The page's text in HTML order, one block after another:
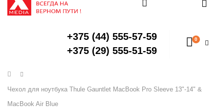
+375 (44) 555-57-59
+375 (29) 555-51-59
0
Главная
Чехол для ноутбука Thule Gauntlet MacBook Pro Sleeve 13"-14" &
MacBook Air Blue